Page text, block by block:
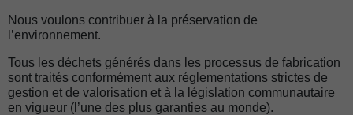
Nous voulons contribuer à la préservation de
l’environnement.
Tous les déchets générés dans les processus de fabrication
sont traités conformément aux réglementations strictes de
gestion et de valorisation et à la législation communautaire
en vigueur (l’une des plus garanties au monde).